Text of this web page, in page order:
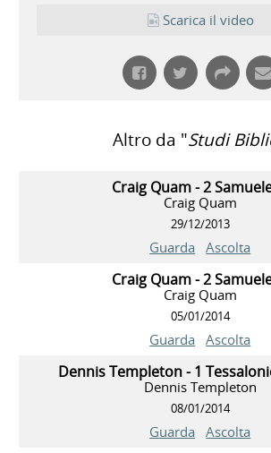
Scarica il video
Altro da "Studi
Craig Quam - 2
Craig Quam
29/12/2013
Guarda Ascolta
Craig Quam - 2
Craig Quam
05/01/2014
Guarda Ascolta
Dennis Templeton - 1
Dennis Templeton
08/01/2014
Guarda Ascolta